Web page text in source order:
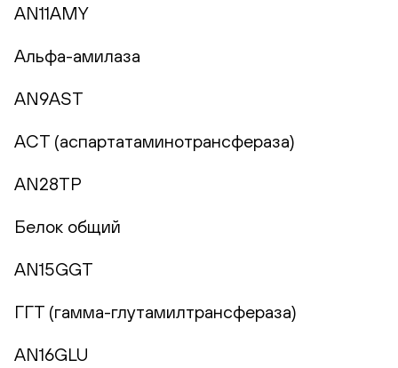
AN11AMY
Альфа-амилаза
AN9AST
АСТ (аспартатаминотрансфераза)
AN28TP
Белок общий
AN15GGT
ГГТ (гамма-глутамилтрансфераза)
AN16GLU